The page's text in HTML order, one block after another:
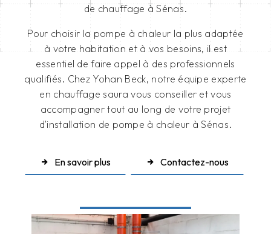
de chauffage à Sénas.
Pour choisir la pompe à chaleur la plus adaptée
à votre habitation et à vos besoins, il est
essentiel de faire appel à des professionnels
qualifiés. Chez Yohan Beck, notre équipe experte
en chauffage saura vous conseiller et vous
accompagner tout au long de votre projet
d'installation de pompe à chaleur à Sénas.
En savoir plus Contactez-nous